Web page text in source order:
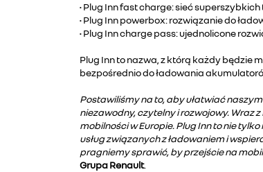
• Plug Inn fast charge: sieć
• Plug Inn powerbox: rozwiązanie do
• Plug Inn charge pass: ujednolicone
Plug Inn to nazwa, z którą każdy będzie
bezpośrednio do ładowania
Postawiliśmy na to, aby ułatwiać
niezawodny, czytelny i rozwojowy.
mobilności w Europie. Plug Inn to nie
usług związanych z ładowaniem i
pragniemy sprawić, by przejście na
Grupa Renault.